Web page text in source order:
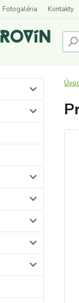
Fotogaléria Kontakty